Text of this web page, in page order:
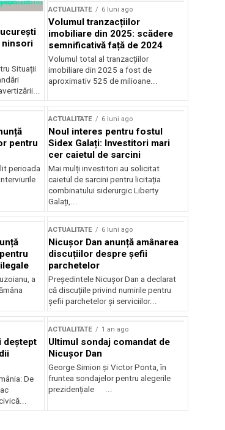
ninsori
Situații
ACTUALITATE 6 luni ago
Volumul tranzacțiilor
imobiliare din 2025: scădere
semnificativă față de 2024
Volumul total al tranzacțiilor
imobiliare din 2025 a fost de
aproximativ 525 de milioane...
pentru
perioada
ACTUALITATE 6 luni ago
Noul interes pentru fostul
Sidex Galați: Investitori mari
cer caietul de sarcini
Mai mulți investitori au solicitat
caietul de sarcini pentru licitația
combinatului siderurgic Liberty
Galați,...
a
ACTUALITATE 6 luni ago
Nicușor Dan anunță amânarea
discuțiilor despre șefii
parchetelor
Președintele Nicușor Dan a declarat
că discuțiile privind numirile pentru
șefii parchetelor și serviciilor...
deștept
De
ACTUALITATE 1 an ago
Ultimul sondaj comandat de
Nicușor Dan
George Simion și Victor Ponta, în
fruntea sondajelor pentru alegerile
prezidențiale ...